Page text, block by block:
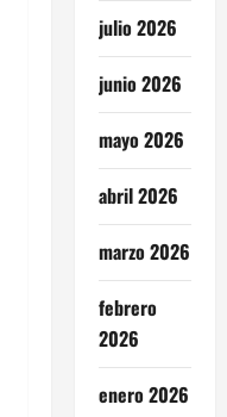
julio 2026
junio 2026
mayo 2026
abril 2026
marzo 2026
febrero
2026
enero 2026